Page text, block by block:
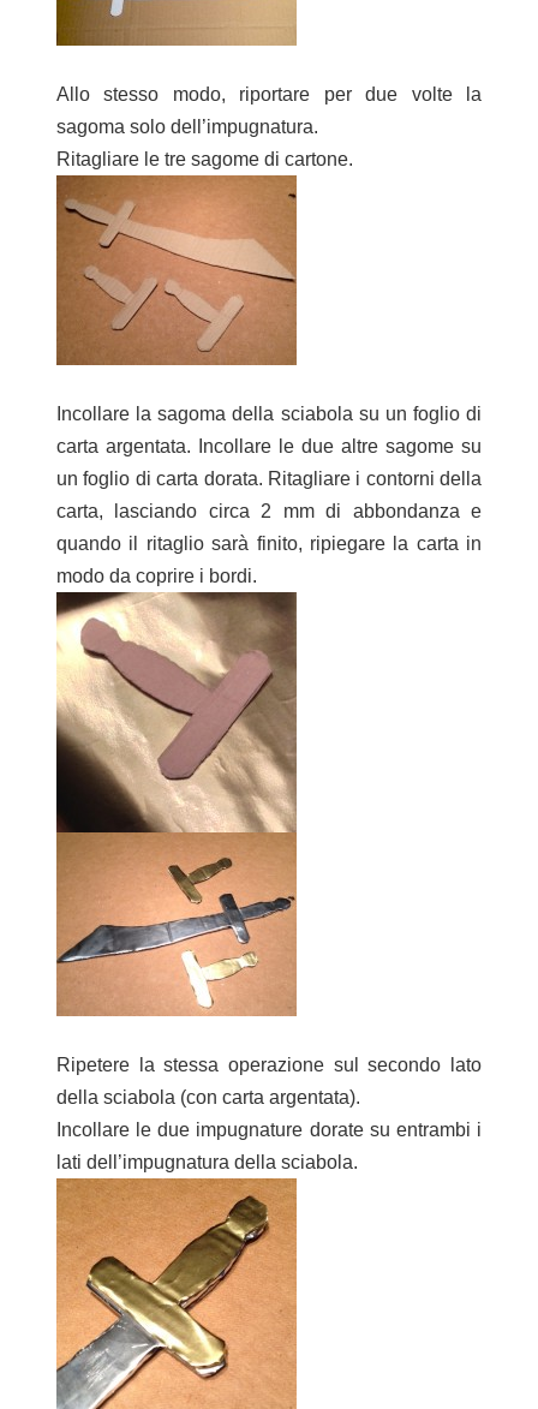
Allo stesso modo, riportare per due volte la
sagoma solo dell’impugnatura.
Ritagliare le tre sagome di cartone.
Incollare la sagoma della sciabola su un foglio di
carta argentata. Incollare le due altre sagome su
un foglio di carta dorata. Ritagliare i contorni della
carta, lasciando circa 2 mm di abbondanza e
quando il ritaglio sarà finito, ripiegare la carta in
modo da coprire i bordi.
Ripetere la stessa operazione sul secondo lato
della sciabola (con carta argentata).
Incollare le due impugnature dorate su entrambi i
lati dell’impugnatura della sciabola.